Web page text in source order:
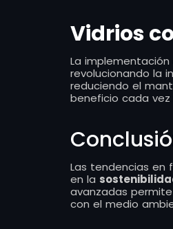
Vidrios
La implementación
revolucionando la
reduciendo el
beneficio cada
Las tendencias en
en la
avanzadas
con el medio